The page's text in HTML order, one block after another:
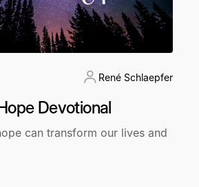
René Schlaepfer
Devotional
can transform our lives and